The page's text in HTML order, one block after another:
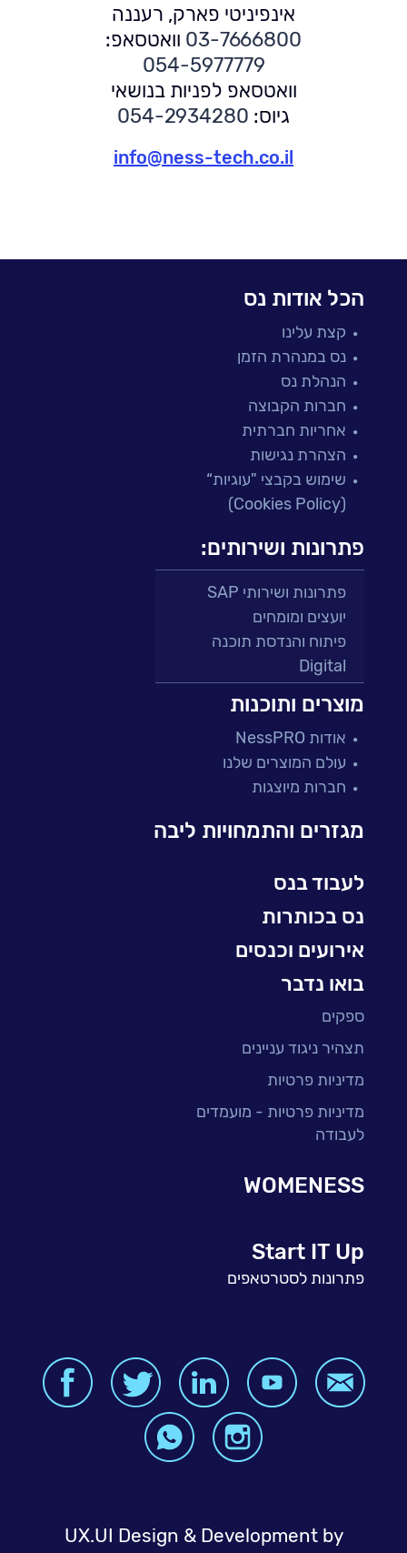
אינפיניטי פארק, רעננה
03-7666800 וואטסאפ:
054-5977779
וואטסאפ לפניות בנושאי
גיוס: 054-2934280
info@ness-tech.co.il
הכל אודות נס
קצת עלינו
נס במנהרת הזמן
הנהלת נס
חברות הקבוצה
אחריות חברתית
הצהרת נגישות
שימוש בקבצי "עוגיות“
(Cookies Policy)
פתרונות ושירותים:
פתרונות ושירותי SAP
יועצים ומומחים
פיתוח והנדסת תוכנה
Digital
פתרונות למגזר הפיננסי
מיקור חוץ ושירותים מנוהלים
בדיקות והבטחת איכות
עולמות הענן
עולמות הסייבר
BI, Analytics & Big-Data
מוצרים ותוכנות
אודות NessPRO
עולם המוצרים שלנו
חברות מיוצגות
מגזרים והתמחויות ליבה
לעבוד בנס
נס בכותרות
אירועים וכנסים
בואו נדבר
ספקים
תצהיר ניגוד עניינים
מדיניות פרטיות
מדיניות פרטיות - מועמדים
לעבודה
WOMENESS
Start IT Up
פתרונות לסטרטאפים
UX.UI Design & Development by